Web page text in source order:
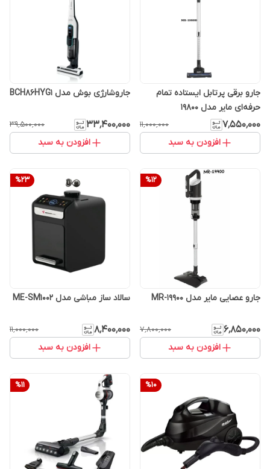
جارو برقی پرتابل ایستاده تمام
حرفه‌ای مایر مدل 19800
۷٬۵۵۰٬۰۰۰ ۱۱٬۰۰۰٬۰۰۰
افزودن به سبد
جاروشارژی بوش مدل BCH86HYG1
۳۳٬۴۰۰٬۰۰۰ ۳۹٬۵۰۰٬۰۰۰
افزودن به سبد
%12
جارو عصایی مایر مدل MR-19900
۶٬۸۵۰٬۰۰۰ ۷٬۸۰۰٬۰۰۰
افزودن به سبد
%23
سالاد ساز مباشی مدل ME-SM1002
۸٬۴۰۰٬۰۰۰ ۱۱٬۰۰۰٬۰۰۰
افزودن به سبد
%10
%11